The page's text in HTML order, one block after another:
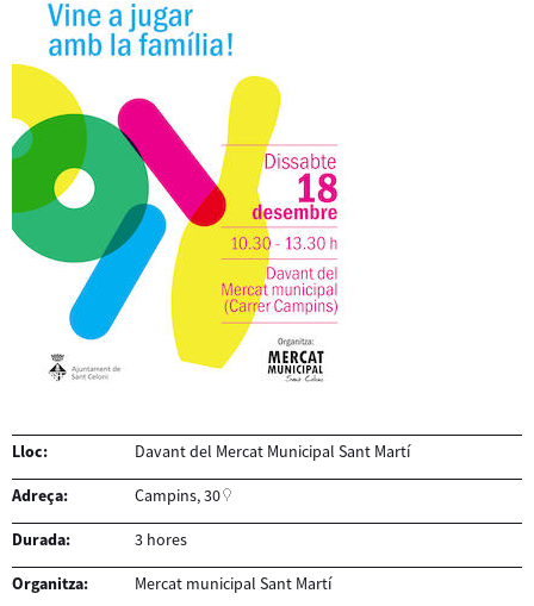
Lloc: Davant del Mercat Municipal Sant Martí
Adreça: Campins, 30
Durada: 3 hores
Organitza: Mercat municipal Sant Martí